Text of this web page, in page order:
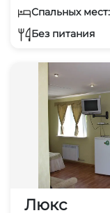
Спальных
Без питания
Люкс